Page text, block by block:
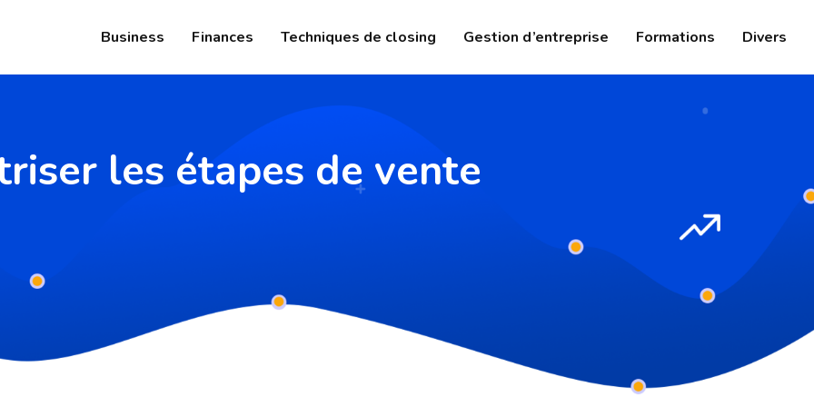
Business Finances Techniques de closing Gestion d’entreprise Formations Divers
les étapes de vente